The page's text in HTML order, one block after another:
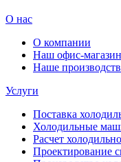
О нас
О компании
Наш офис-магазин
Наше
Услуги
Поставка
Холодильные
Расчет
Проектирование